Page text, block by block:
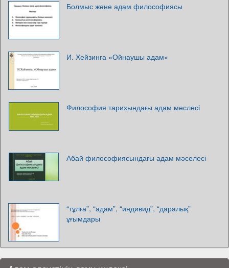
Болмыс және адам философиясы
И. Хейзинга «Ойнаушы адам»
Философия тарихындағы адам мәслесі
Абай философиясындағы адам мәселесі
“тұлға”, “адам”, “индивид”, “даралық”
ұғымдары